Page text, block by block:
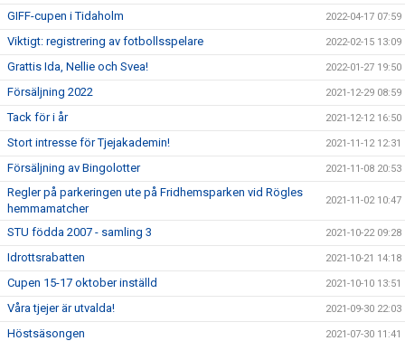
GIFF-cupen i Tidaholm 2022-04-17 07:59
Viktigt: registrering av fotbollsspelare 2022-02-15 13:09
Grattis Ida, Nellie och Svea! 2022-01-27 19:50
Försäljning 2022 2021-12-29 08:59
Tack för i år 2021-12-12 16:50
Stort intresse för Tjejakademin! 2021-11-12 12:31
Försäljning av Bingolotter 2021-11-08 20:53
Regler på parkeringen ute på Fridhemsparken vid Rögles
hemmamatcher
2021-11-02 10:47
STU födda 2007 - samling 3 2021-10-22 09:28
Idrottsrabatten 2021-10-21 14:18
Cupen 15-17 oktober inställd 2021-10-10 13:51
Våra tjejer är utvalda! 2021-09-30 22:03
Höstsäsongen 2021-07-30 11:41